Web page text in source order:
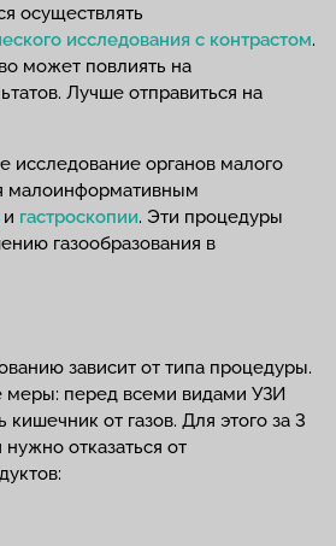
осуществлять
исследования с контрастом.
может повлиять на
Лучше отправиться на
исследование органов малого
малоинформативным
и гастроскопии. Эти процедуры
газообразования в
зависит от типа процедуры.
меры: перед всеми видами УЗИ
от газов. Для этого за 3
отказаться от